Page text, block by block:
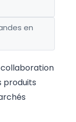
en
produits